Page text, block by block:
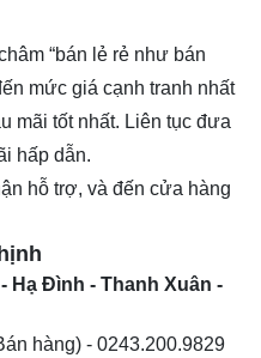
“bán lẻ rẻ như bán
mức giá cạnh tranh nhất
mãi tốt nhất. Liên tục đưa
hấp dẫn.
hỗ trợ, và đến cửa hàng
Hạ Đình - Thanh Xuân -
hàng) - 0243.200.9829